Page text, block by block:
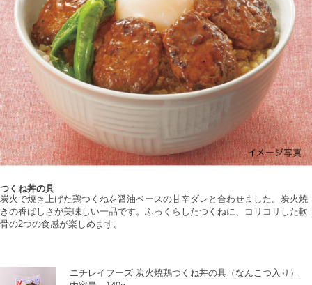
つくね丼の具
炭火で焼き上げた鶏つくねを醤油ベースの甘辛ダレと合わせました。炭火焼
きの香ばしさが美味しい一品です。ふっくらしたつくねに、コリコリした軟
骨の2つの食感が楽しめます。
ニチレイフーズ 炭火焼鶏つくね丼の具（なんこつ入り）